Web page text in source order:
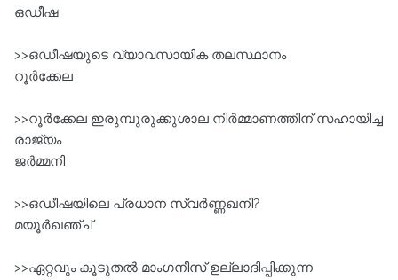
ഒഡീഷ
>>ഒഡീഷയുടെ വ്യാവസായിക തലസ്ഥാനം
റൂർക്കേല
>>റൂർക്കേല ഇരുമ്പുരുക്കുശാല നിർമ്മാണത്തിന്‌ സഹായിച്ച
രാജ്യം
ജർമ്മനി
>>ഒഡീഷയിലെ പ്രധാന സ്വർണ്ണഖനി?
മയൂർഖഞ്ച്‌
>>ഏറ്റവും കൂടുതൽ മാംഗനീസ്‌ ഉല്ലാദിപ്പിക്കുന്ന